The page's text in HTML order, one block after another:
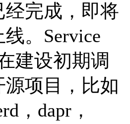
完成，即将
。Service
建设初期调
项目，比如
，dapr，